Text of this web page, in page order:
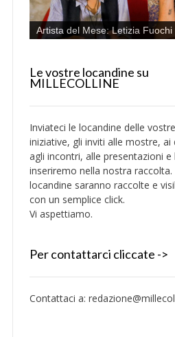
Artista del Mese: Letizia Fuochi
Le vostre locandine su
MILLECOLLINE
Inviateci le locandine delle vostre
iniziative, gli inviti alle mostre, ai
agli incontri, alle presentazioni e
inseriremo nella nostra raccolta.
locandine saranno raccolte e
con un semplice click.
Vi aspettiamo.
Per contattarci cliccate ->
Contattaci a: